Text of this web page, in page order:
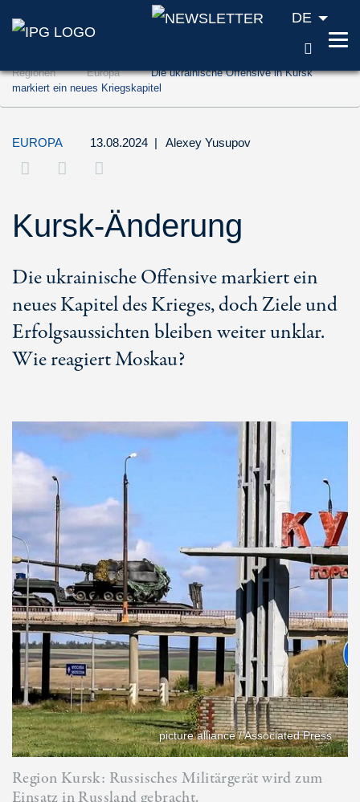
Zum Inhalt springen (Accesskey '1')
Zur Suche springen (Accesskey '2')
DE
Regionen Europa
Die ukrainische Offensive in Kursk
markiert ein neues Kriegskapitel
EUROPA 13.08.2024 | Alexey Yusupov
Kursk-Änderung
Die ukrainische Offensive markiert ein
neues Kapitel des Krieges, doch Ziele und
Erfolgsaussichten bleiben weiter unklar.
Wie reagiert Moskau?
picture alliance / Associated Press
Region Kursk: Russisches Militärgerät wird zum
Einsatz in Russland gebracht.